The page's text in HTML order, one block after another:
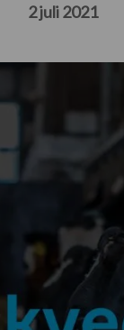
2 juli 2021